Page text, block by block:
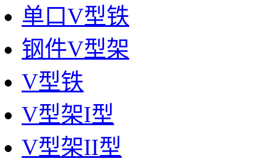
单口V型铁
钢件V型架
V型铁
V型架I型
V型架II型